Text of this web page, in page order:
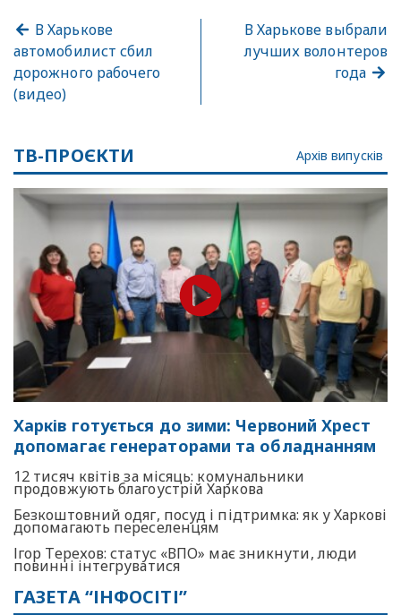
В Харькове
автомобилист сбил
дорожного рабочего
(видео)
В Харькове выбрали
лучших волонтеров
года
ТВ-ПРОЄКТИ Архів випусків
Харків готується до зими: Червоний Хрест
допомагає генераторами та обладнанням
12 тисяч квітів за місяць: комунальники
продовжують благоустрій Харкова
Безкоштовний одяг, посуд і підтримка: як у Харкові
допомагають переселенцям
Ігор Терехов: статус «ВПО» має зникнути, люди
повинні інтегруватися
ГАЗЕТА “ІНФОСІТІ”